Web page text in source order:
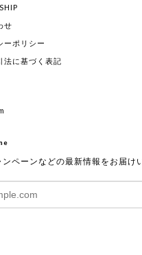
せ
ーポリシー
法に基づく表記
ペーンなどの最新情報をお届け